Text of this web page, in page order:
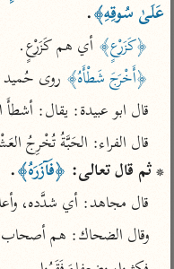
اشترك لتصلك أخبار مشاريعنا
راسلنا
تعليمات
عَلَىٰ سُوقِهِ﴾.
﴿كَزَرْعٍ﴾ أي هم كَزَرْعٍ.
﴿أَخْرَجَ شَطْأَهُ﴾ روى حُميد
قال ابو عبيدة: يقال:
قال الفراء: الحَبَّةُ تُخْرِجُ
* ثم قال تعالى: ﴿فَآزَرَهُ﴾.
قال مجاهد: أي شدَّده،
وقال الضحاك: هم أصحاب